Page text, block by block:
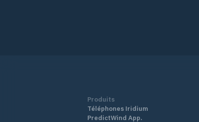
Produits
Téléphones Iridium
PredictWind App.